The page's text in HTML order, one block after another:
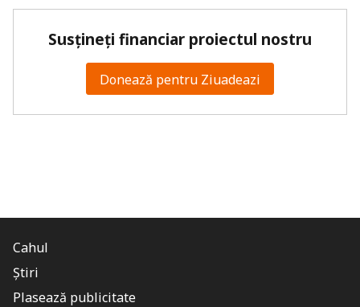
Susțineți financiar proiectul nostru
Donează pentru Ziuadeazi
Cahul
Știri
Plasează publicitate